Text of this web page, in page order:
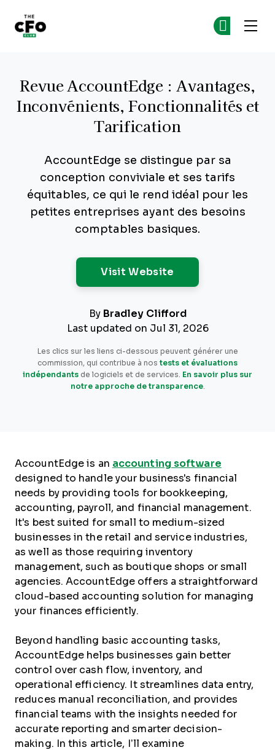
Revue AccountEdge : Avantages,
Inconvénients, Fonctionnalités et
Tarification
AccountEdge se distingue par sa
conception conviviale et ses tarifs
équitables, ce qui le rend idéal pour les
petites entreprises ayant des besoins
comptables basiques.
Visit Website
By Bradley Clifford
Last updated on Jul 31, 2026
Les clics sur les liens ci-dessous peuvent générer une
commission, qui contribue à nos tests et évaluations
indépendants de logiciels et de services. En savoir plus sur
notre approche de transparence.
AccountEdge is an accounting software
designed to handle your business's financial
needs by providing tools for bookkeeping,
accounting, payroll, and financial management.
It's best suited for small to medium-sized
businesses in the retail and service industries,
as well as those requiring inventory
management, such as boutique shops or small
agencies. AccountEdge offers a straightforward
cloud-based accounting solution for managing
your finances efficiently.
Beyond handling basic accounting tasks,
AccountEdge helps businesses gain better
control over cash flow, inventory, and
operational efficiency. It streamlines data entry,
reduces manual reconciliation, and provides
financial teams with the insights needed for
accurate reporting and smarter decision-
making. In this article, I’ll examine